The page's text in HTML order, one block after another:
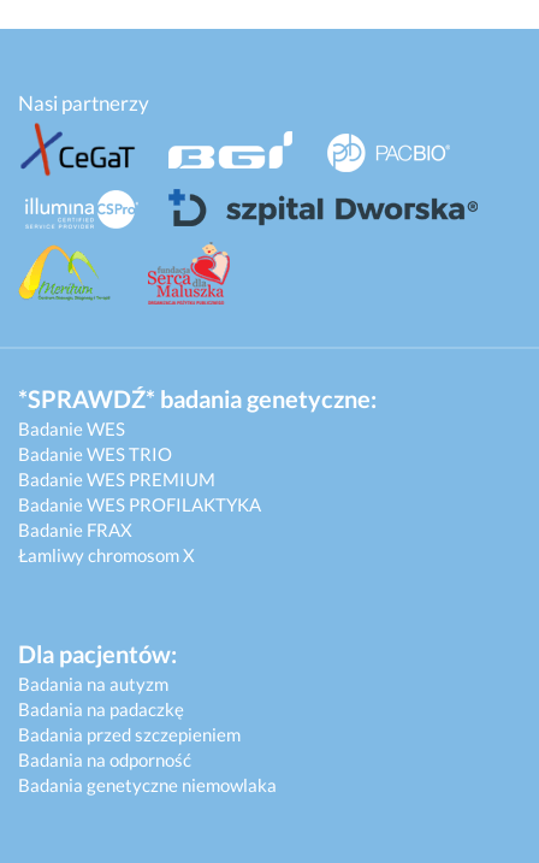
Nasi partnerzy
*SPRAWDŹ* badania genetyczne:
Badanie WES
Badanie WES TRIO
Badanie WES PREMIUM
Badanie WES PROFILAKTYKA
Badanie FRAX
Łamliwy chromosom X
Dla pacjentów:
Badania na autyzm
Badania na padaczkę
Badania przed szczepieniem
Badania na odporność
Badania genetyczne niemowlaka